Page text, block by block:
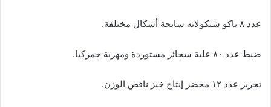
عدد ٨ باكو شيكولاته سايحة أشكال مختلفة.
ضبط عدد ٨٠ علبة سجائر مستوردة ومهربة جمركيا.
تحرير عدد ١٢ محضر إنتاج خبز ناقص الوزن.